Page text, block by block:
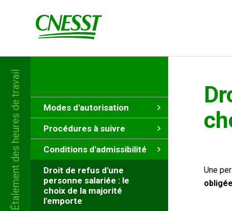
Étalement des heures de travail Modes d'autorisation
Procédures à suivre
Conditions d'admissibilité
Droit de refus d'une
personne salariée : le
choix de la majorité
l'emporte
Une